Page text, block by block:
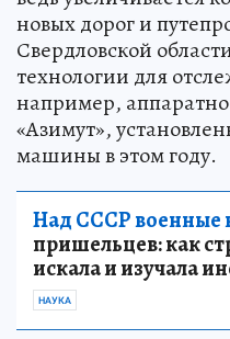
новых дорог и
Свердловской
технологии для
например,
«Азимут»,
машины в этом году.
Над СССР военные
пришельцев: как
искала и изучала
НАУКА